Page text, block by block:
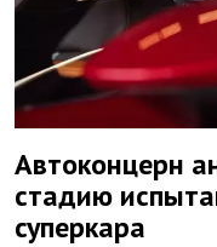
Автоконцерн
стадию
суперкара